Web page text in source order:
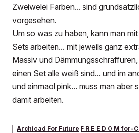
Zweiwelei Farben... sind
vorgesehen.
Um so was zu haben, kann man
Sets arbeiten... mit jeweils ganz
Massiv und
einen Set alle weiß sind... und im
und einmaol pink... muss man aber
damit arbeiten.
Archicad For Future F R E E D O M for-